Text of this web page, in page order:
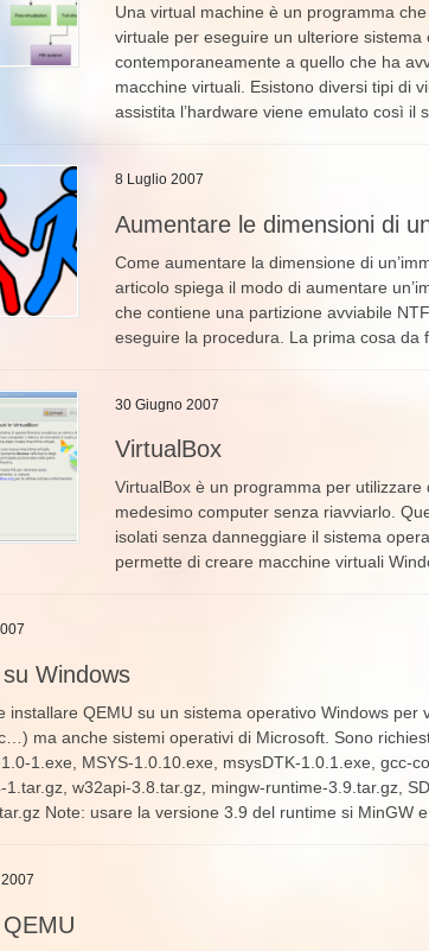
Una virtual machine è un programma
virtuale per eseguire un ulteriore sistema
contemporaneamente a quello che ha
macchine virtuali. Esistono diversi tipi di
assistita l’hardware viene emulato così il
8 Luglio 2007
Aumentare le dimensioni di
Come aumentare la dimensione di
articolo spiega il modo di aumentare
che contiene una partizione avviabile
eseguire la procedura. La prima cosa
30 Giugno 2007
VirtualBox
VirtualBox è un programma per
medesimo computer senza riavviarlo.
isolati senza danneggiare il sistema
permette di creare macchine virtuali
Windows
installare QEMU su un sistema operativo Windows per
ma anche sistemi operativi di Microsoft. Sono
1.exe, MSYS-1.0.10.exe, msysDTK-1.0.1.exe, gcc-
1.tar.gz, w32api-3.8.tar.gz, mingw-runtime-3.9.tar.gz,
Note: usare la versione 3.9 del runtime si MinGW